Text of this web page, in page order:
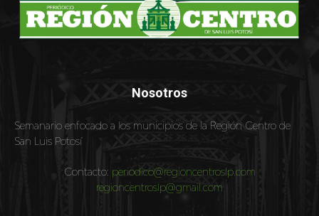
Nosotros
Semanario enfocado a los municipios de la Región Centro de
San Luis Potosí
Contacto: periodico@regioncentroslp.com
regioncentroslp@gmail.com